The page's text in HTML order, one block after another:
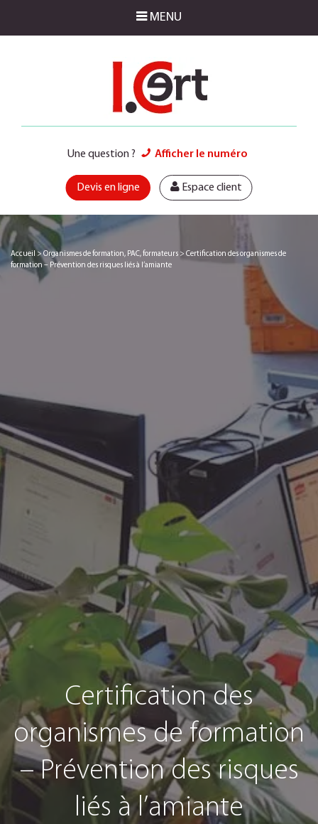
MENU
Une question ? Afficher le numéro
Devis en ligne Espace client
Accueil >Organismes de formation, PAC, formateurs > Certification des organismes de
formation – Prévention des risques liés à l’amiante
Certification des
organismes de formation
– Prévention des risques
liés à l’amiante